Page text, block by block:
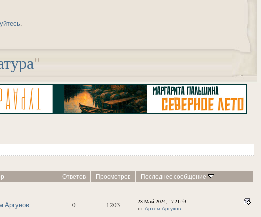
"
.
Ответов Просмотров Последнее сообщение
Аргунов 0 1203
28 Май 2024, 17:21:53
от Артём Аргунов